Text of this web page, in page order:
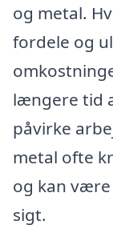
og metal.
fordele og
længere tid
påvirke
metal ofte
og kan
sigt.